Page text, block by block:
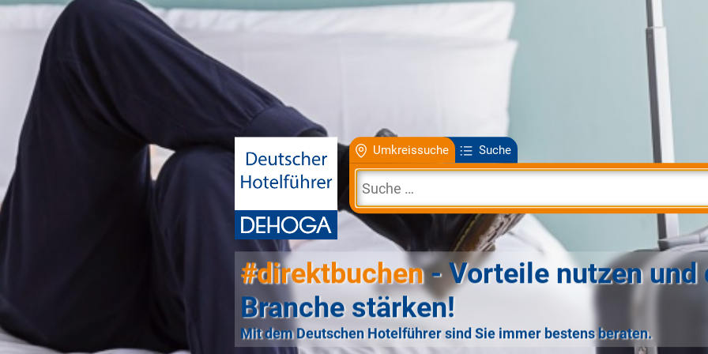
Umkreissuche Suche
#direktbuchen- Vorteile nutzen und
Branche stärken!
Mit dem Deutschen Hotelführer sind Sie immer bestens beraten.